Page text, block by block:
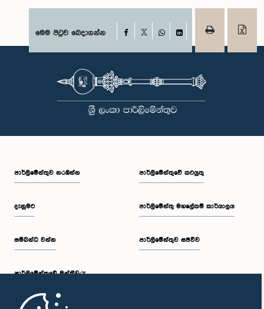
මෙම පිටුව බෙදාගන්න Facebook
WhatsAppLinkedIn
පාර්ලි‌මේන්තුව නරඹන්න
දැනුමට
සම්බන්ධ වන්න
පාර්ලි‌මේන්තුවේ මන්ත්‍රීවරු
මුල් පිටුව
පාර්ලිමේන්තුවේ කටයුතු
පාර්ලිමේන්තු මහලේකම් කාර්යාලය
පාර්ලිමේන්තුව සජීවීව